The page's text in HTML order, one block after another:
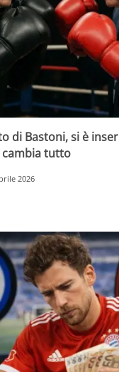
di Bastoni, si è
tutto
2026